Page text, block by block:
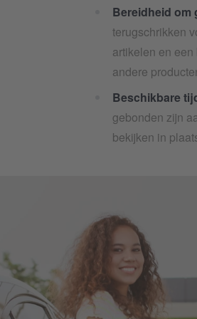
Bereidheid om
terugschrikken
artikelen en
andere
Beschikbare
gebonden zijn
bekijken in